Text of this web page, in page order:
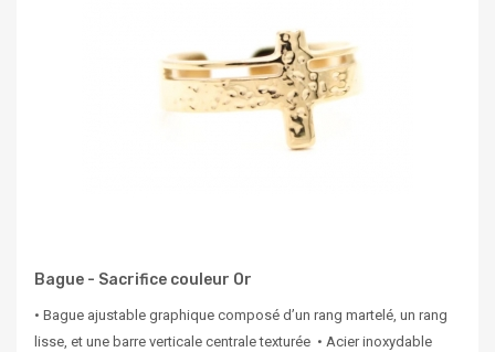
Bague - Sacrifice couleur Or
• Bague ajustable graphique composé d’un rang martelé, un rang
lisse, et une barre verticale centrale texturée • Acier inoxydable